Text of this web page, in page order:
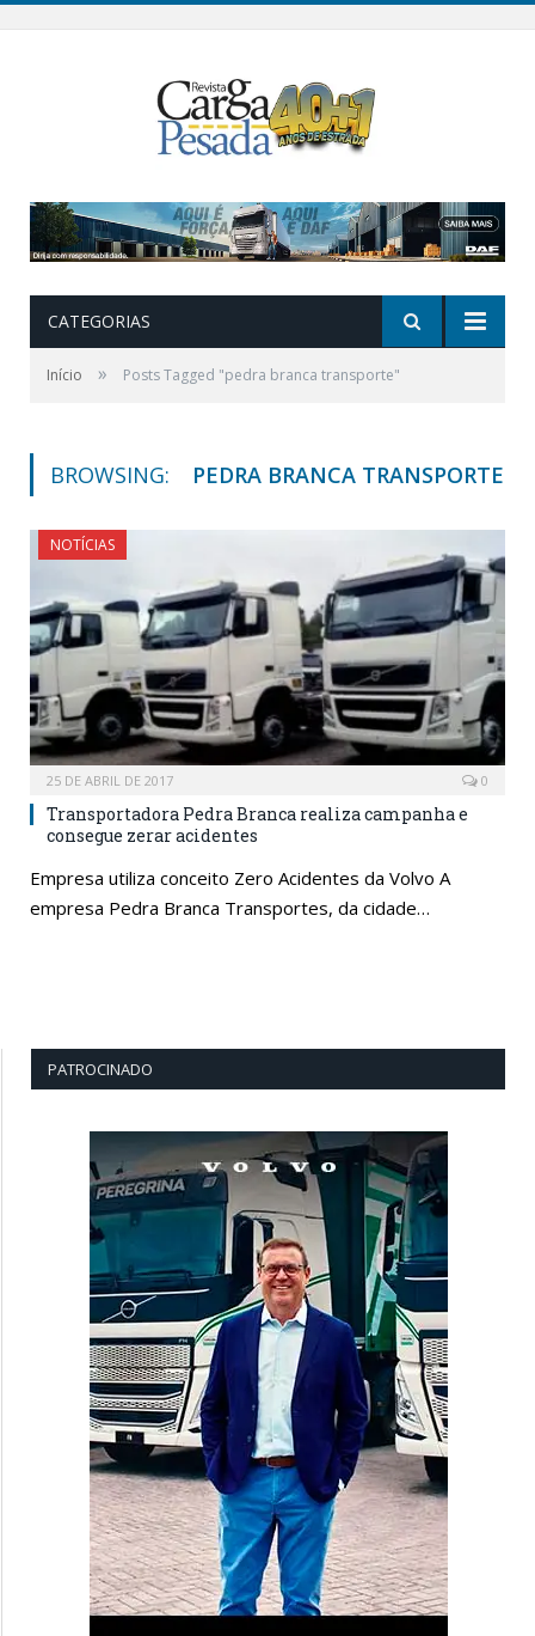
CATEGORIAS
Início » Posts Tagged "pedra branca transporte"
BROWSING: PEDRA BRANCA TRANSPORTE
NOTÍCIAS
25 DE ABRIL DE 2017 0
Transportadora Pedra Branca realiza campanha e
consegue zerar acidentes
Empresa utiliza conceito Zero Acidentes da Volvo A
empresa Pedra Branca Transportes, da cidade…
PATROCINADO